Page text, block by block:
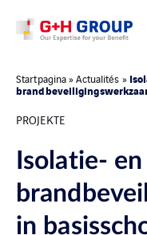
Startpagina»Actualités »
PROJEKTE
Isolatie- en
in